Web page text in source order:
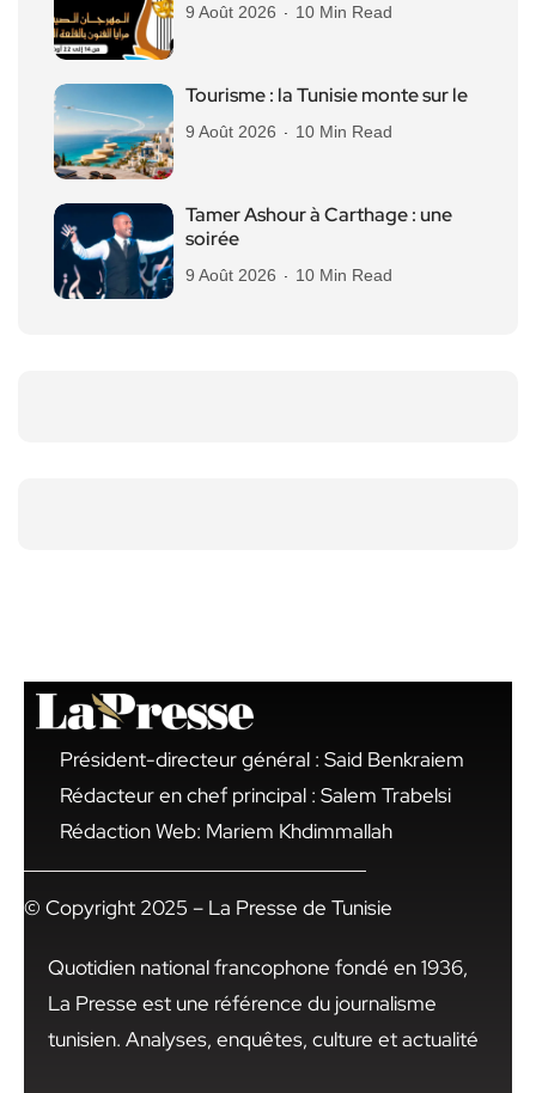
9 Août 2026 10 Min Read
Tourisme : la Tunisie monte sur le
9 Août 2026 10 Min Read
Tamer Ashour à Carthage : une
soirée
9 Août 2026 10 Min Read
Président-directeur général : Said Benkraiem
Rédacteur en chef principal : Salem Trabelsi
Rédaction Web: Mariem Khdimmallah
© Copyright 2025 – La Presse de Tunisie
Quotidien national francophone fondé en 1936,
La Presse est une référence du journalisme
tunisien. Analyses, enquêtes, culture et actualité